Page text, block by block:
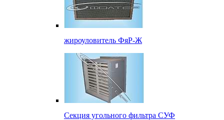
жироуловитель ФяР-Ж
Секция угольного фильтра СУФ